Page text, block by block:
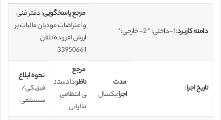
دامنه کاربرد:1-داخلی: * 2- خارجی:*
مرجع پاسخگویی: دفتر فنی
و اعتراضات مودیان مالیات بر
ارزش افزوده تلفن
33950661
تاریخ اجرا:
مدت
اجرا:یکسال
مرجع
ناظر:دادستان
ی انتظامی
مالیاتی
نحوه ابلاغ:
فیزیکی/
سیستمی